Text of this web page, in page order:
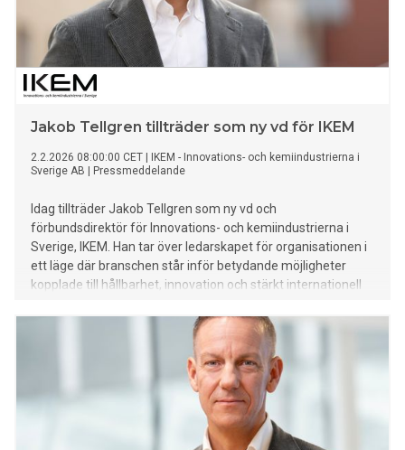
Jakob Tellgren tillträder som ny vd för IKEM
2.2.2026 08:00:00 CET
IKEM - Innovations- och kemiindustrierna i
Sverige AB
Pressmeddelande
Idag tillträder Jakob Tellgren som ny vd och
förbundsdirektör för Innovations- och kemiindustrierna i
Sverige, IKEM. Han tar över ledarskapet för organisationen i
ett läge där branschen står inför betydande möjligheter
kopplade till hållbarhet, innovation och stärkt internationell